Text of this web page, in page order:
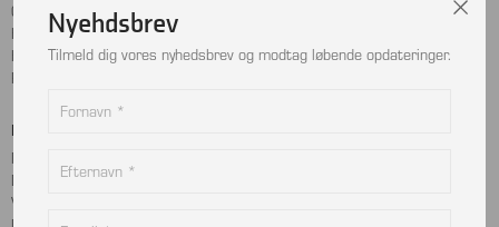
Cookie- og privatlivspolitik
Handelsbetingelser
Kontakt
Returnering
LinkedIn
Betalingskort
MobilePay
Dankort
Visa
Nyehdsbrev
Tilmeld dig vores nyhedsbrev og modtag løbende opdateringer.